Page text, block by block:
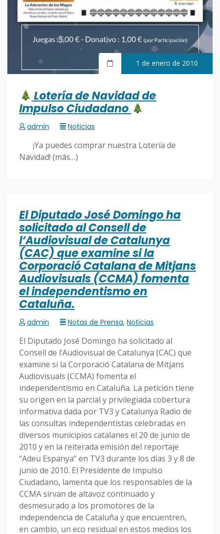
1 de enero de 2010
Lotería de Navidad de
Impulso Ciudadano
admin Noticias
¡Ya puedes comprar nuestra Lotería de
Navidad! (más…)
El Diputado José Domingo ha
solicitado al Consell de
l’Audiovisual de Catalunya
(CAC) que examine si la
Corporació Catalana de Mitjans
Audiovisuals (CCMA) fomenta
el independentismo en
Cataluña.
admin Notas de Prensa, Noticias
El Diputado José Domingo ha solicitado al
Consell de l’Audiovisual de Catalunya (CAC) que
examine si la Corporació Catalana de Mitjans
Audiovisuals (CCMA) fomenta el
independentismo en Cataluña. La petición tiene
su origen en la parcial y privilegiada cobertura
informativa dada por TV3 y Catalunya Radio de
las consultas independentistas celebradas en
diversos municipios catalanes el 20 de junio de
2010 y en la reiterada emisión del reportaje
“Adeu Espanya” en TV3 durante los días 3 y 8 de
junio de 2010. El Presidente de Impulso
Ciudadano, lamenta que los responsables de la
CCMA sirvan de altavoz continuado y
desmesurado a los promotores de la
independencia de Cataluña y que encuentren,
en cambio, un eco residual en estos medios los